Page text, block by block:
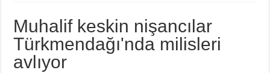
Muhalif keskin nişancılar
Türkmendağı'nda milisleri
avlıyor